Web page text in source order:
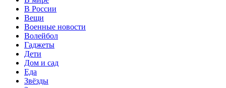
В России
Вещи
Военные новости
Волейбол
Гаджеты
Дети
Дом и сад
Еда
Звёзды